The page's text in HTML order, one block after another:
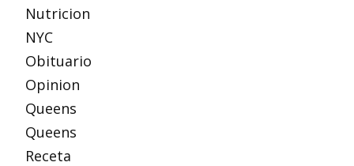
Nutricion
NYC
Obituario
Opinion
Queens
Queens
Receta